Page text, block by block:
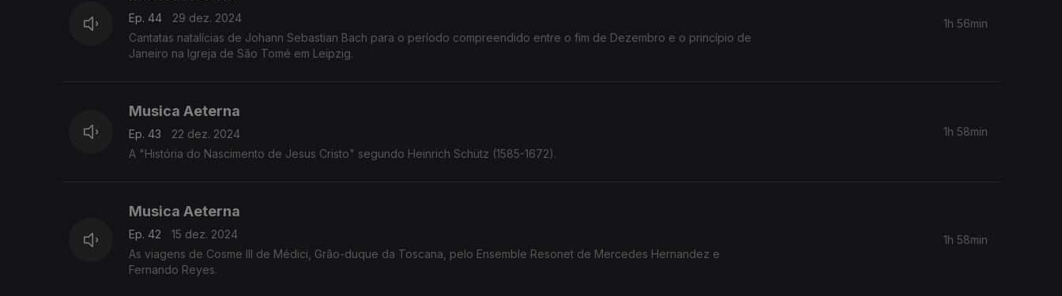
Ep. 44
29 dez. 2024
Cantatas natalícias de Johann Sebastian Bach para o período compreendido entre o fim de Dezembro e o princípio de
Janeiro na Igreja de São Tomé em Leipzig.
1h 56min
Musica Aeterna
Ep. 43
22 dez. 2024
A "História do Nascimento de Jesus Cristo" segundo Heinrich Schütz (1585-1672).
1h 58min
Musica Aeterna
Ep. 42
15 dez. 2024
As viagens de Cosme III de Médici, Grão-duque da Toscana, pelo Ensemble Resonet de Mercedes Hernandez e
Fernando Reyes.
1h 58min